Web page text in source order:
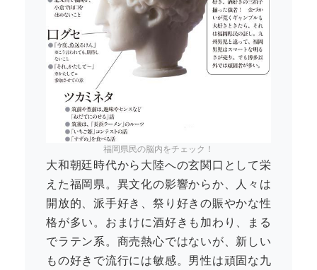
福岡県民の脳内をチェック！
大和朝廷時代から大陸への玄関口として栄
えた福岡県。異文化の影響からか、人々は
開放的、派手好き、祭り好きの賑やかな性
格が多い。おまけに酒好きも加わり、まる
でラテン系。商売熱心ではないが、新しい
もの好きで流行には敏感。男性は頑固な九